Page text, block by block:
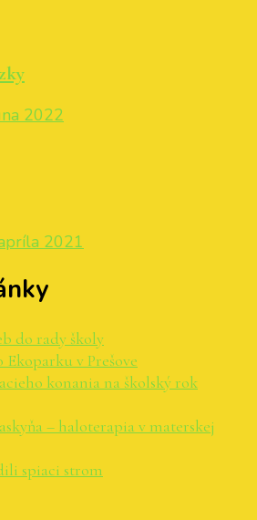
2022
2021
do rady školy
v Prešove
konania na školský rok
– haloterapia v materskej
spiaci strom